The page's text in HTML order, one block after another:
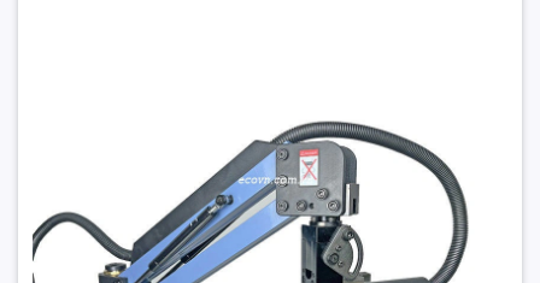
22.860.000₫
Đặt trước sản phẩm để nhận thêm nhiều ưu đãi bạn
nhé